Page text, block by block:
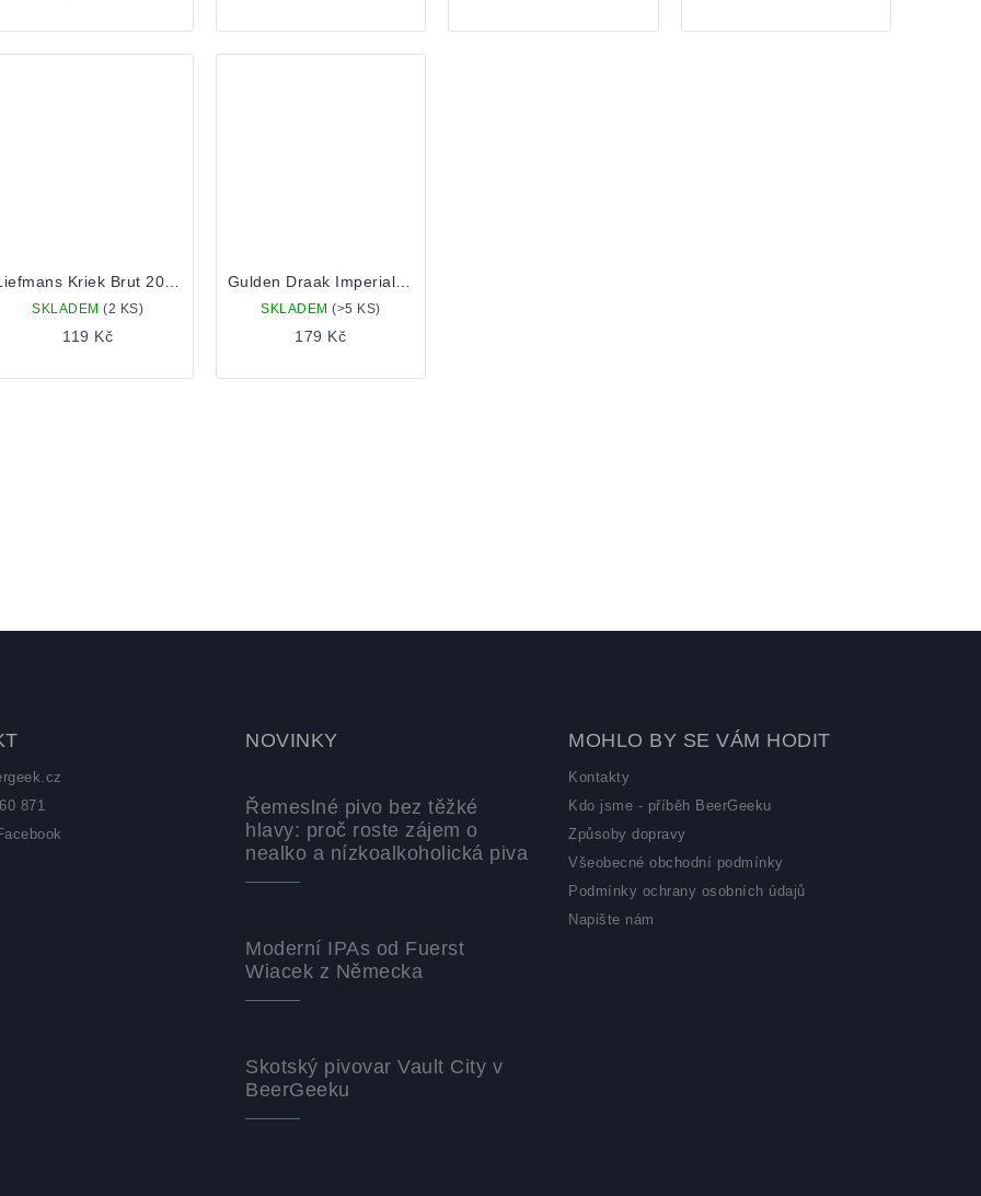
SKLADEM(2 KS)
119 Kč
SKLADEM (>5 KS)
179 Kč
871
NOVINKY
Řemeslné pivo bez těžké
hlavy: proč roste zájem o
nealko a nízkoalkoholická piva
Moderní IPAs od Fuerst
Wiacek z Německa
Skotský pivovar Vault City v
BeerGeeku
MOHLO BY SE VÁM HODIT
Kontakty
Kdo jsme - příběh BeerGeeku
Způsoby dopravy
Všeobecné obchodní podmínky
Podmínky ochrany osobních údajů
Napište nám